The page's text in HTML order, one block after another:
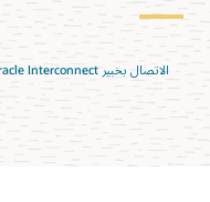
الاتصال بخبير Oracle Interconnect‏